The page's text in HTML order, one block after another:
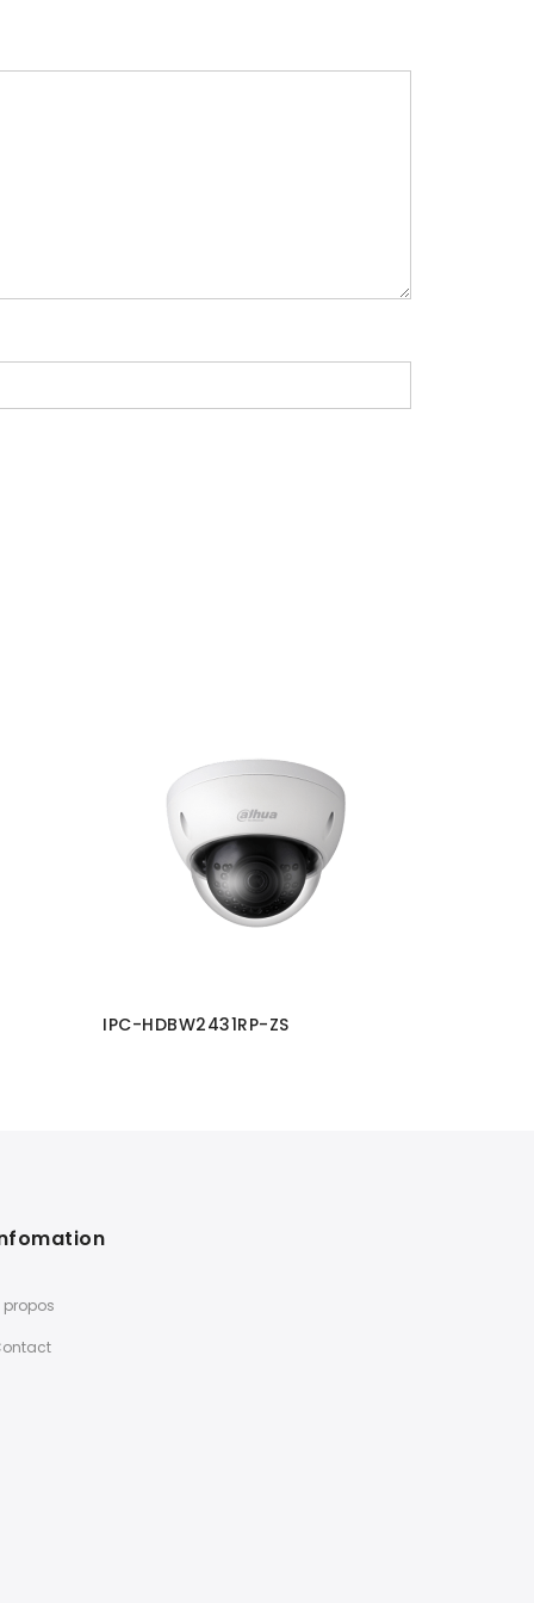
IPC-HDBW2431RP-ZS
propos